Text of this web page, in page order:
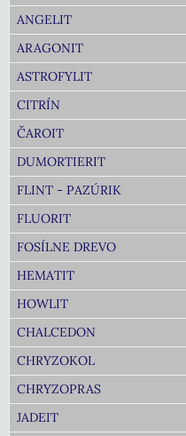
ANGELIT
ARAGONIT
ASTROFYLIT
CITRÍN
ČAROIT
DUMORTIERIT
FLINT - PAZÚRIK
FLUORIT
FOSÍLNE DREVO
HEMATIT
HOWLIT
CHALCEDON
CHRYZOKOL
CHRYZOPRAS
JADEIT